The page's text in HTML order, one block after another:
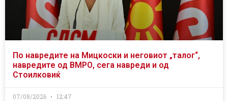
По навредите на Мицкоски и неговиот „талог“,
навредите од ВМРО, сега навреди и од
Стоилковиќ
07/08/2026 12:47